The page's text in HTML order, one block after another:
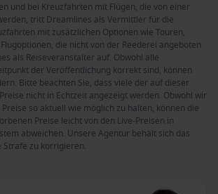
und bei Kreuzfahrten mit Flügen, die von einer
tritt Dreamlines als Vermittler für die
mit zusätzlichen Optionen wie Touren,
die nicht von der Reederei angeboten
als Reiseveranstalter auf. Obwohl alle
der Veröffentlichung korrekt sind, können
Bitte beachten Sie, dass viele der auf dieser
nicht in Echtzeit angezeigt werden. Obwohl wir
so aktuell wie möglich zu halten, können die
Preise leicht von den Live-Preisen in
abweichen. Unsere Agentur behält sich das
Strafe zu korrigieren.